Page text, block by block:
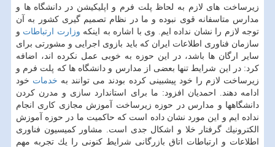
زیرساخت های لازم به لحاظ پلت فرم و اپلیكیشن در دانشگاه ها و
مدارس متاسفانه قوی نبوده و ما در نظام تصمیم گیری كشور به آن
توجه لازم را نشان نداده ایم. وی با اشاره به اینكه وزارت ارتباطات و
سازمان فناوری اطلاعات ایران كه باید بازوی اجرایی و مشورتی برای
سایر ارگان ها باشد، در این حوزه به خوبی عمل نكرده اند، اضافه
كرد: در این شرایط تنها بعضی از مدارس و دانشگاه ها كه پلت فرم و
زیرساخت لازم را خود پیشبینی كرده بودند می توانند به خدمات خود
ادامه دهند. احمدیان افزود: ما برای استاندارد سازی و مدرن كردن
دانشگاهها و مدارس در حوزه زیرساخت آموزش مجازی كاری انجام
نداده ایم و این مورد نشان داده است كه حاكمیت ما در حوزه آموزش
الكترونیك گرفتار خلا و اشكال جدی است. مشاور كمیسیون فناوری
اطلاعات و ارتباطات اتاق بازرگانی شرایط كنونی را یك تجربه مهم